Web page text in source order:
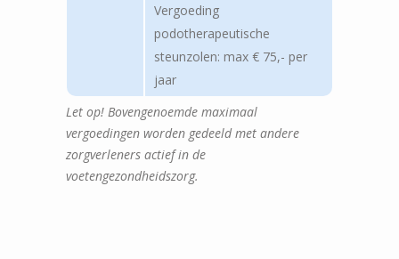
Vergoeding
podotherapeutische
steunzolen: max € 75,- per
jaar
Let op! Bovengenoemde maximaal
vergoedingen worden gedeeld met andere
zorgverleners actief in de
voetengezondheidszorg.